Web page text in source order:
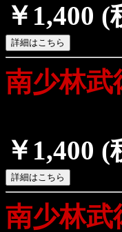
￥1,400 (
南少林
￥1,400 (
南少林